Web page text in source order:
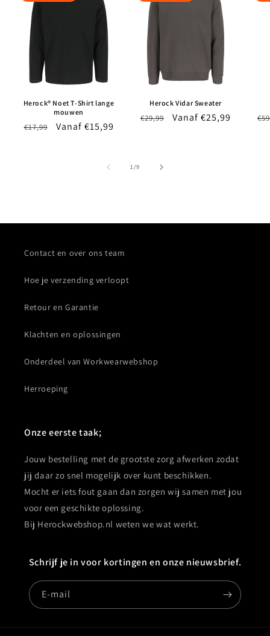
Herock® Noet T-Shirt lange
mouwen
Normale
€17,99 Aanbiedingsprijs
Vanaf €15,99
Herock Vidar Sweater
Normale
€29,99 Aanbiedingsprijs
Vanaf €25,99
1/van
9
Contact en over ons team
Hoe je verzending verloopt
Retour en Garantie
Klachten en oplossingen
Onderdeel van Workwearwebshop
Herroeping
Onze eerste taak;
Jouw bestelling met de grootste zorg afwerken zodat
jij daar zo snel mogelijk over kunt beschikken.
Mocht er iets fout gaan dan zorgen wij samen met jou
voor een geschikte oplossing.
Bij Herockwebshop.nl weten we wat werkt.
Schrijf je in voor kortingen en onze nieuwsbrief.
E‑mail